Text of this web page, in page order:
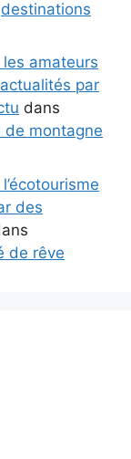
destinations
amateurs
par
dans
de montagne
des
de rêve